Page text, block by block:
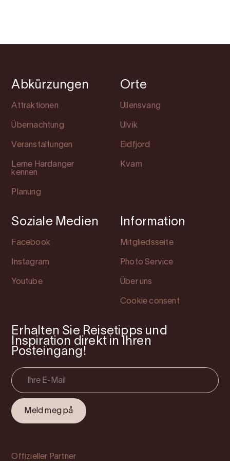
Abkürzungen
Attraktionen
Übernachtung
Veranstaltungen
Lerne Hardanger
kennen
Planung
Orte
Ullensvang
Ulvik
Eidfjord
Kvam
Soziale Medien
Facebook
Instagram
Youtube
Information
Mitgliedsseite
Photo Service
Über uns
Cookie consent
Erhalten Sie Reisetipps und
Inspiration direkt in Ihren
Posteingang!
Offizieller Partner